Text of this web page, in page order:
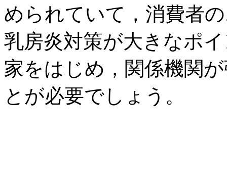
められていて，消費者
乳房炎対策が大きなポ
家をはじめ，関係機関
とが必要でしょう。